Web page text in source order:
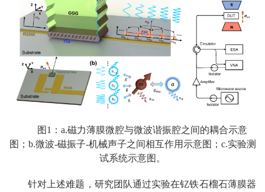
图1：a.磁力薄膜微腔与微波谐振腔之间的耦合示意
图；b.微波-磁振子-机械声子之间相互作用示意图；c.实验测
试系统示意图。
针对上述难题，研究团队通过实验在钇铁石榴石薄膜器